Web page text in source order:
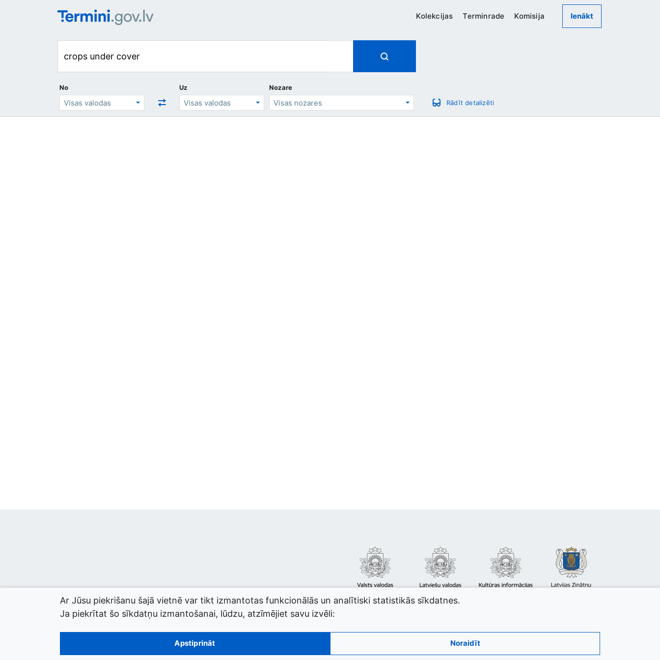
Kolekcijas Terminrade Komisija Ienākt
No Uz
Nozare
Rādīt detalizēti
© 2026 termini.gov.lv. Izstrādātājs:
Ar Jūsu piekrišanu šajā vietnē var tikt izmantotas funkcionālās un analītiski statistikās sīkdatnes.
Ja piekrītat šo sīkdatņu izmantošanai, lūdzu, atzīmējiet savu izvēli:
Apstiprināt Noraidīt